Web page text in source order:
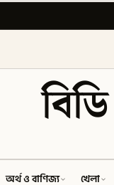
অর্থ ও বাণিজ্য খেলা